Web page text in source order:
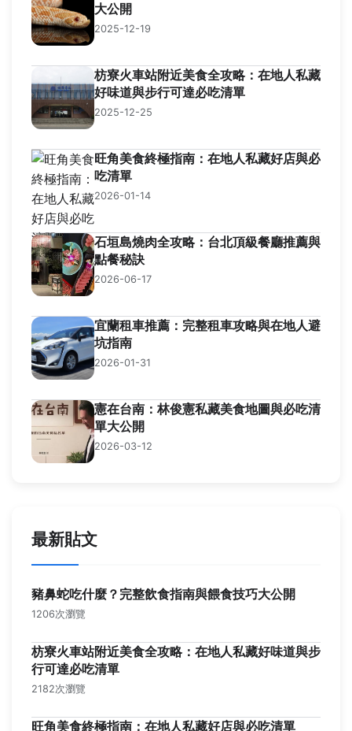
大公開
2025-12-19
枋寮火車站附近美食全攻略：在地人私藏
好味道與步行可達必吃清單
2025-12-25
旺角美食終極指南：在地人私藏好店與必
吃清單
2026-01-14
石垣島燒肉全攻略：台北頂級餐廳推薦與
點餐秘訣
2026-06-17
宜蘭租車推薦：完整租車攻略與在地人避
坑指南
2026-01-31
憲在台南：林俊憲私藏美食地圖與必吃清
單大公開
2026-03-12
最新貼文
豬鼻蛇吃什麼？完整飲食指南與餵食技巧大公開
1206次瀏覽
枋寮火車站附近美食全攻略：在地人私藏好味道與步
行可達必吃清單
2182次瀏覽
旺角美食終極指南：在地人私藏好店與必吃清單